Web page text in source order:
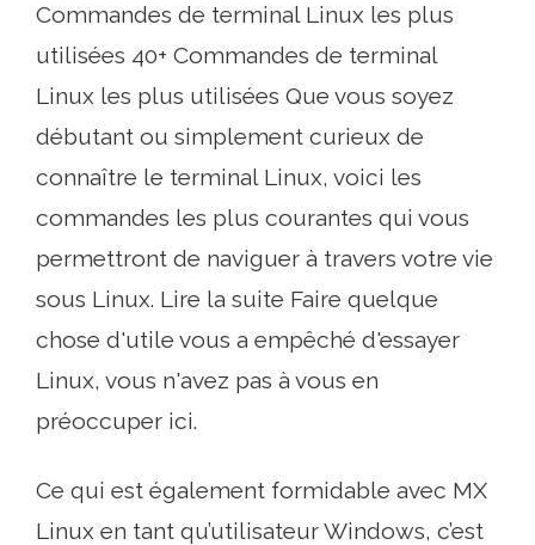
Commandes de terminal Linux les plus
utilisées 40+ Commandes de terminal
Linux les plus utilisées Que vous soyez
débutant ou simplement curieux de
connaître le terminal Linux, voici les
commandes les plus courantes qui vous
permettront de naviguer à travers votre vie
sous Linux. Lire la suite Faire quelque
chose d'utile vous a empêché d'essayer
Linux, vous n'avez pas à vous en
préoccuper ici.
Ce qui est également formidable avec MX
Linux en tant qu’utilisateur Windows, c’est